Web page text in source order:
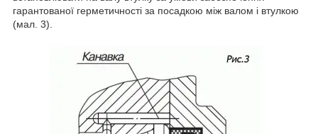
гарантованої герметичності за посадкою між валом і втулкою
(мал. 3).